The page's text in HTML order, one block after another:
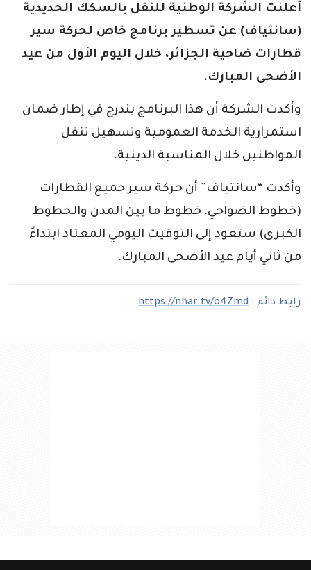
أعلنت الشركة الوطنية للنقل بالسكك الحديدية
(سانتياف) عن تسطير برنامج خاص لحركة سير
قطارات ضاحية الجزائر، خلال اليوم الأول من عيد
الأضحى المبارك.
وأكدت الشركة أن هذا البرنامج يندرج في إطار ضمان
استمرارية الخدمة العمومية وتسهيل تنقل
المواطنين خلال المناسبة الدينية.
وأكدت “سانتياف” أن حركة سير جميع القطارات
(خطوط الضواحي، خطوط ما بين المدن والخطوط
الكبرى) ستعود إلى التوقيت اليومي المعتاد ابتداءً
من ثاني أيام عيد الأضحى المبارك.
رابط دائم : https://nhar.tv/o4Zmd